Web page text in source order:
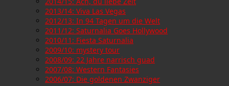
2013/14: Viva Las Vegas
2012/13: In 94 Tagen um die Welt
2011/12: Saturnalia Goes Hollywood
2010/11: Fiesta Saturnalia
2009/10: mystery tour
2008/09: 22 Jahre narrisch guad
2007/08: Western Fantasies
2006/07: Die goldenen Zwanziger